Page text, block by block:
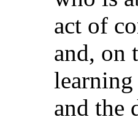
act of
and, on
and the